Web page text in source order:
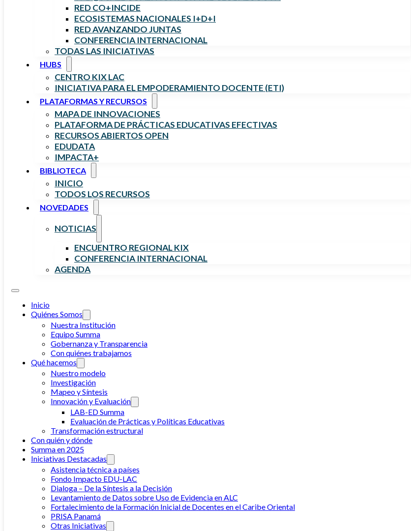
RED CO+INCIDE
ECOSISTEMAS NACIONALES I+D+I
RED AVANZANDO JUNTAS
CONFERENCIA INTERNACIONAL
TODAS LAS INICIATIVAS
HUBS
CENTRO KIX LAC
INICIATIVA PARA EL EMPODERAMIENTO DOCENTE (ETI)
PLATAFORMAS Y RECURSOS
MAPA DE INNOVACIONES
PLATAFORMA DE PRÁCTICAS EDUCATIVAS EFECTIVAS
RECURSOS ABIERTOS OPEN
EDUDATA
IMPACTA+
BIBLIOTECA
INICIO
TODOS LOS RECURSOS
NOVEDADES
NOTICIAS
ENCUENTRO REGIONAL KIX
CONFERENCIA INTERNACIONAL
AGENDA
Inicio
Quiénes Somos
Nuestra Institución
Equipo Summa
Gobernanza y Transparencia
Con quiénes trabajamos
Qué hacemos
Nuestro modelo
Investigación
Mapeo y Síntesis
Innovación y Evaluación
LAB-ED Summa
Evaluación de Prácticas y Políticas Educativas
Transformación estructural
Con quién y dónde
Summa en 2025
Iniciativas Destacadas
Asistencia técnica a países
Fondo Impacto EDU-LAC
Dialoga – De la Síntesis a la Decisión
Levantamiento de Datos sobre Uso de Evidencia en ALC
Fortalecimiento de la Formación Inicial de Docentes en el Caribe Oriental
PRISA Panamá
Otras Iniciativas